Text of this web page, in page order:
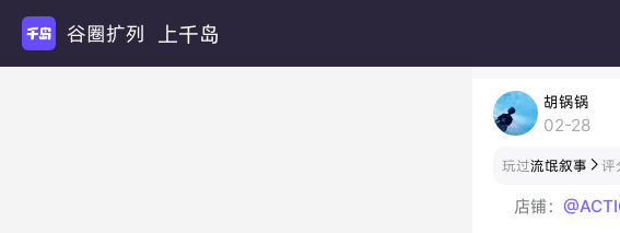
谷圈扩 上千岛
胡锅锅
02-28
玩过流氓叙事 评
店铺：